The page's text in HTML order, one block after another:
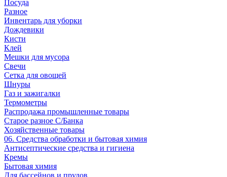
Посуда
Разное
Инвентарь для уборки
Дождевики
Кисти
Клей
Мешки для мусора
Свечи
Сетка для овощей
Шнуры
Газ и зажигалки
Термометры
Распродажа промышленные товары
Старое разное С/Банка
Хозяйственные товары
06. Средства обработки и бытовая химия
Антисептические средства и гигиена
Кремы
Бытовая химия
Для бассейнов и прудов